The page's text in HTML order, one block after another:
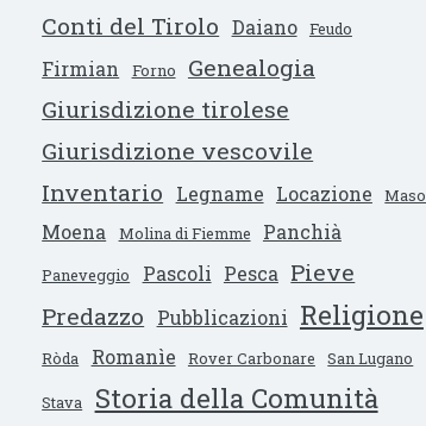
Conti del Tirolo Daiano Feudo
Firmian Forno
Genealogia
Giurisdizione tirolese
Giurisdizione vescovile
Inventario
Legname Locazione Maso
Moena Molina di Fiemme Panchià
Paneveggio Pascoli Pesca Pieve
Predazzo
Pubblicazioni Religione
Ròda Romanìe Rover Carbonare San Lugano
Stava Storia della Comunità